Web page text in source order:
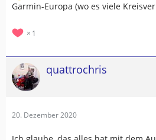
Garmin-Europa (wo es viele
1
quattrochris
20. Dezember 2020